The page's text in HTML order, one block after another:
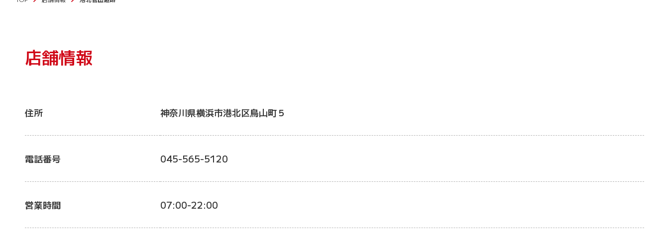
店舗情報
住所 神奈川県横浜市港北区鳥山町５
電話番号 045-565-5120
営業時間 07:00-22:00